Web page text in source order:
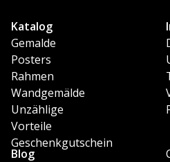
Katalog
Gemalde
Posters
Rahmen
Wandgemälde
Unzählige
Vorteile
Geschenkgutschein
Blog